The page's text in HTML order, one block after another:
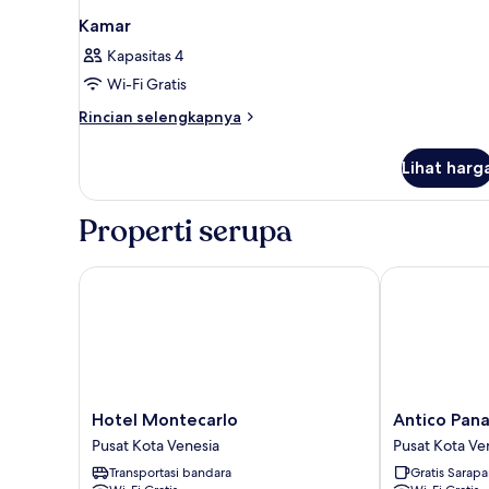
Kamar
Kapasitas 4
Wi-Fi Gratis
Rincian selengkapnya
Rincian
Kamar
Lihat
Properti serupa
Hotel
Montecarlo
Pusat
Kota
Hotel Montecarlo
Pusat Kota Venesia
Transportasi bandara
Hotel Montecarlo
Antico
Panada
Pusat
Kota
Antico
Pusat Kota
Gratis
Antico Panada